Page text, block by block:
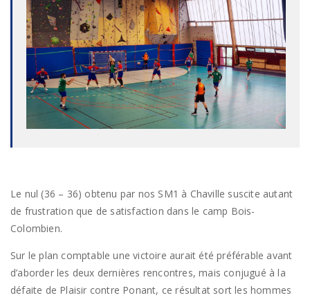
Le nul (36 – 36) obtenu par nos SM1 à Chaville suscite autant
de frustration que de satisfaction dans le camp Bois-
Colombien.
Sur le plan comptable une victoire aurait été préférable avant
d’aborder les deux dernières rencontres, mais conjugué à la
défaite de Plaisir contre Ponant, ce résultat sort les hommes